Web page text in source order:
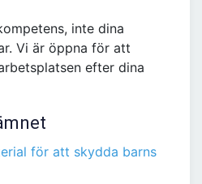
inte dina
Vi är öppna för att
efter dina
för att skydda barns